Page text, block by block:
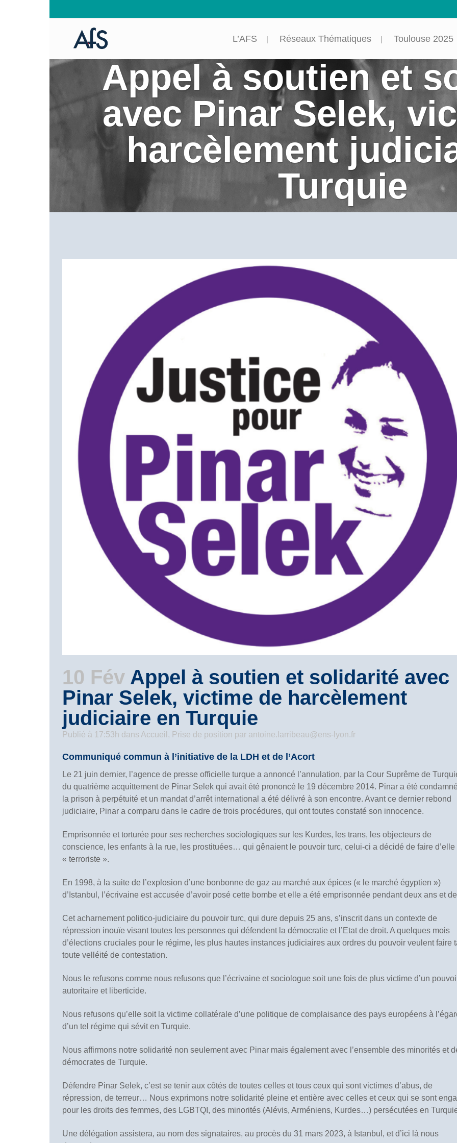
L’AFS Réseaux Thématiques Toulouse 2025
Appel à soutien et
avec Pinar Selek,
harcèlement
Turquie
10 Fév Appel à soutien et solidarité avec
Pinar Selek, victime de harcèlement
judiciaire en Turquie
Publié à 17:53h dans Accueil , Prise de position par antoine.larribeau@ens-lyon.fr
Communiqué commun à l’initiative de la LDH et de l’Acort
Le 21 juin dernier, l’agence de presse officielle turque a annoncé l’annulation, par la Cour Suprême de
du quatrième acquittement de Pinar Selek qui avait été prononcé le 19 décembre 2014. Pinar a été
la prison à perpétuité et un mandat d’arrêt international a été délivré à son encontre. Avant ce dernier rebond
judiciaire, Pinar a comparu dans le cadre de trois procédures, qui ont toutes constaté son innocence.
Emprisonnée et torturée pour ses recherches sociologiques sur les Kurdes, les trans, les objecteurs de
conscience, les enfants à la rue, les prostituées… qui gênaient le pouvoir turc, celui-ci a décidé de faire d’elle
« terroriste ».
En 1998, à la suite de l’explosion d’une bonbonne de gaz au marché aux épices (« le marché égyptien »)
d’Istanbul, l’écrivaine est accusée d’avoir posé cette bombe et elle a été emprisonnée pendant deux ans et
Cet acharnement politico-judiciaire du pouvoir turc, qui dure depuis 25 ans, s’inscrit dans un contexte de
répression inouïe visant toutes les personnes qui défendent la démocratie et l’Etat de droit. A quelques mois
d’élections cruciales pour le régime, les plus hautes instances judiciaires aux ordres du pouvoir veulent faire
toute velléité de contestation.
Nous le refusons comme nous refusons que l’écrivaine et sociologue soit une fois de plus victime d’un
autoritaire et liberticide.
Nous refusons qu’elle soit la victime collatérale d’une politique de complaisance des pays européens à
d’un tel régime qui sévit en Turquie.
Nous affirmons notre solidarité non seulement avec Pinar mais également avec l’ensemble des minorités et
démocrates de Turquie.
Défendre Pinar Selek, c’est se tenir aux côtés de toutes celles et tous ceux qui sont victimes d’abus, de
répression, de terreur… Nous exprimons notre solidarité pleine et entière avec celles et ceux qui se sont
pour les droits des femmes, des LGBTQI, des minorités (Alévis, Arméniens, Kurdes…) persécutées en
Une délégation assistera, au nom des signataires, au procès du 31 mars 2023, à Istanbul, et d’ici là nous